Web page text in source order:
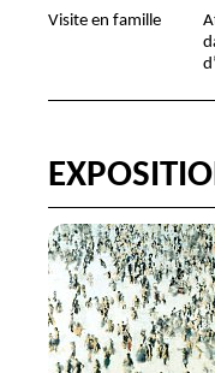
Visite en famille